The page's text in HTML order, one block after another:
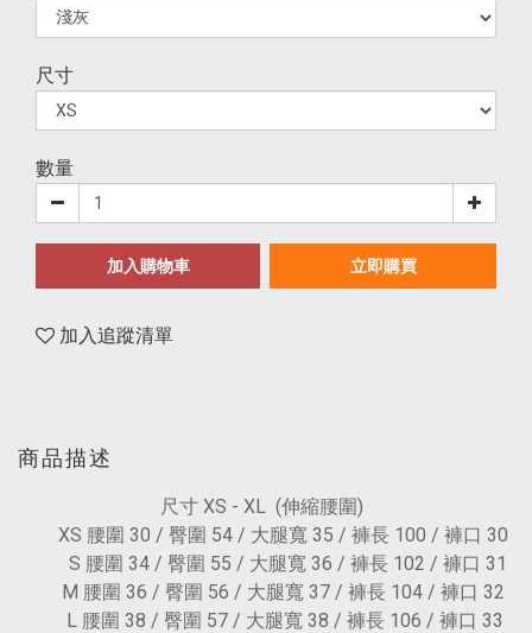
尺寸
數量
加入購物車 立即購買
加入追蹤清單
商品描述
尺寸 XS - XL (伸縮腰圍)
XS 腰圍 30 / 臀圍 54 / 大腿寬 35 / 褲長 100 / 褲口 30
S 腰圍 34 / 臀圍 55 / 大腿寬 36 / 褲長 102 / 褲口 31
M 腰圍 36 / 臀圍 56 / 大腿寬 37 / 褲長 104 / 褲口 32
L 腰圍 38 / 臀圍 57 / 大腿寬 38 / 褲長 106 / 褲口 33